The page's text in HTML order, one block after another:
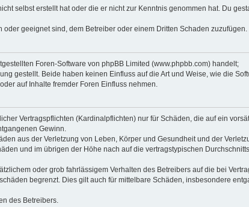
selbst erstellt hat oder die er nicht zur Kenntnis genommen hat. Du
geeignet sind, dem Betreiber oder einem Dritten Schaden zuzufügen.
Foren-Software von phpBB Limited (www.phpbb.com) handelt;
gestellt. Beide haben keinen Einfluss auf die Art und Weise, wie die
auf Inhalte fremder Foren Einfluss nehmen.
Vertragspflichten (Kardinalpflichten) nur für Schäden, die auf ein
Gewinn.
aus der Verletzung von Leben, Körper und Gesundheit und der
und im übrigen der Höhe nach auf die vertragstypischen
oder grob fahrlässigem Verhalten des Betreibers auf die bei
begrenzt. Dies gilt auch für mittelbare Schäden, insbesondere
des Betreibers.